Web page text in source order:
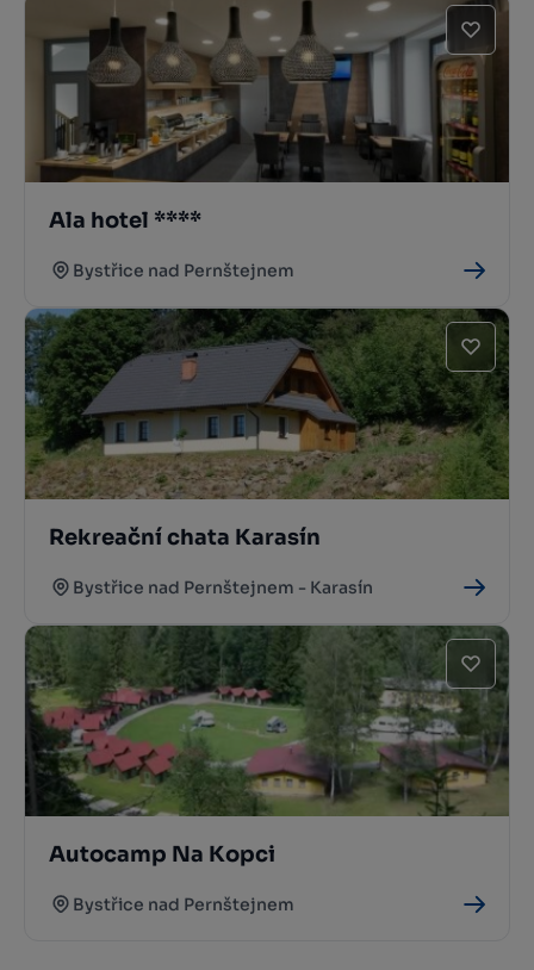
Ala hotel ****
Bystřice nad Pernštejnem
Rekreační chata Karasín
Bystřice nad Pernštejnem - Karasín
Autocamp Na Kopci
Bystřice nad Pernštejnem